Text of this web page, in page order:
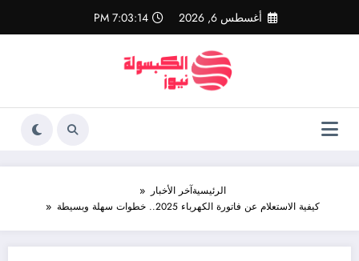
المحتوى
أغسطس 6, 2026 7:03:15 PM
الرئيسيةآخر الأخبار
كيفية الاستعلام عن فاتورة الكهرباء 2025.. خطوات سهلة وبسيطة